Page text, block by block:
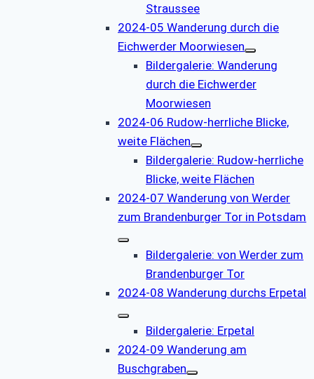
Straussee
2024-05 Wanderung durch die
Eichwerder Moorwiesen
Bildergalerie: Wanderung
durch die Eichwerder
Moorwiesen
2024-06 Rudow-herrliche Blicke,
weite Flächen
Bildergalerie: Rudow-herrliche
Blicke, weite Flächen
2024-07 Wanderung von Werder
zum Brandenburger Tor in Potsdam
Bildergalerie: von Werder zum
Brandenburger Tor
2024-08 Wanderung durchs Erpetal
Bildergalerie: Erpetal
2024-09 Wanderung am
Buschgraben